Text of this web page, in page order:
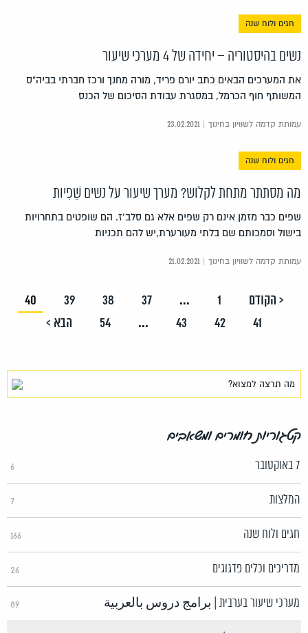
חגים ולוח שנה
נשים בהיסטוריה – יחידה של 4 מערכי שיעור
את המערכים הבאים כתב יורם פריד, מורה מחנך ורכז חברתי בביה"ס
המשותף חוף הכרמל, במסגרת עבודת הסיכום של הכנס
עמותת קדמה לשוויון בחינוך | 23.02.2021
חגים ולוח שנה
מה מסתתר מתחת לקלוש? מערך שיעור על נשים שֵׁפִיות
שפים כבר מזמן אינם רק שפים אלא גם סלב’ז. הם שופטים בתחרויות
בישול וסמכותם שם בלתי מעורערת,יש להם תכניות
עמותת קדמה לשוויון בחינוך | 21.02.2021
< הקודם 1
...
37
38
39
40
41
42
43
...
54 הבא >
קטגוריות חומרים ומשאבים
7 באוקטובר 6
המלצות 7
חגים ולוח שנה 166
מדריכים וכלים פדגוגים 26
מערכי שיעור בערבית | برامج دروس بالعربية 89